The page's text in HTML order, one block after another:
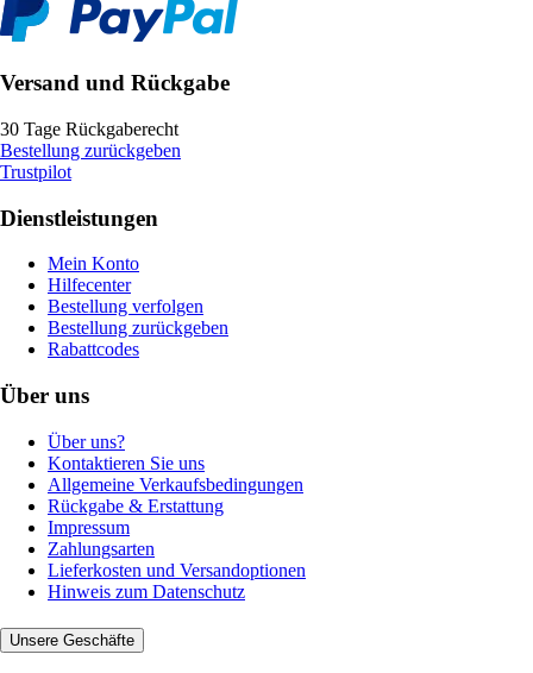
Versand und Rückgabe
30 Tage Rückgaberecht
Bestellung zurückgeben
Trustpilot
Dienstleistungen
Mein Konto
Hilfecenter
Bestellung verfolgen
Bestellung zurückgeben
Rabattcodes
Über uns
Über uns?
Kontaktieren Sie uns
Allgemeine Verkaufsbedingungen
Rückgabe & Erstattung
Impressum
Zahlungsarten
Lieferkosten und Versandoptionen
Hinweis zum Datenschutz
Unsere Geschäfte